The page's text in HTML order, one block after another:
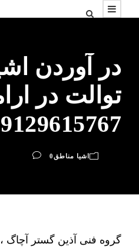
در آوردن
توالت در
اشیا مناطق 0